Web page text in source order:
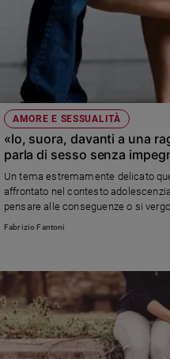
AMORE E SESSUALITÀ
«Io, suora, davanti a una
parla di sesso senza
Un tema estremamente delicato
affrontato nel contesto
pensare alle conseguenze o si
propri genitori
Fabrizio Fantoni